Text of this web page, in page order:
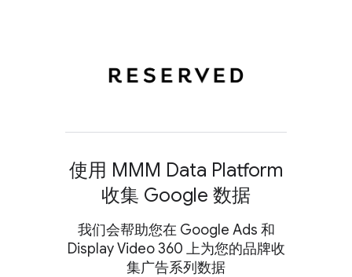
使用 MMM Data Platform
收集 Google 数据
我们会帮助您在 Google Ads 和
Display Video 360 上为您的品牌收
集广告系列数据